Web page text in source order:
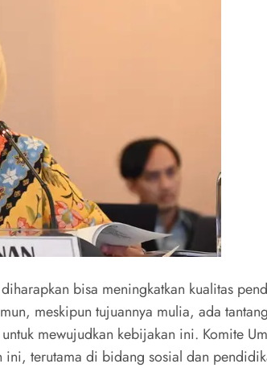
bisa meningkatkan kualitas
meskipun tujuannya mulia, ada
mewujudkan kebijakan ini. Komite
terutama di bidang sosial dan